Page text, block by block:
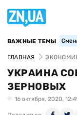
ВАЖНЫЕ ТЕМЫ
ГЛАВНАЯ
УКРАИНА
ЗЕРНОВЫХ
16 октября, 2020,